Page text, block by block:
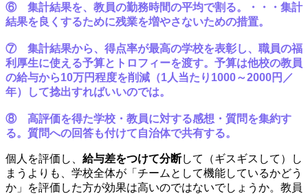
⑥ 集計結果を、教員の勤務時間の平均で割る。・・・集計
結果を良くするために残業を増やさないための措置。
⑦ 集計結果から、得点率が最高の学校を表彰し、職員の福
利厚生に使える予算とトロフィーを渡す。予算は他校の教員
の給与から10万円程度を削減（1人当たり1000～2000円／
年）して捻出すればいいのでは。
⑧ 高評価を得た学校・教員に対する感想・質問を集約す
る。質問への回答も付けて自治体で共有する。
個人を評価し、 給与差をつけて分断して（ギスギスして）し
まうよりも、学校全体が「チームとして機能しているかどう
か」を評価した方が効果は高いのではないでしょうか。教員